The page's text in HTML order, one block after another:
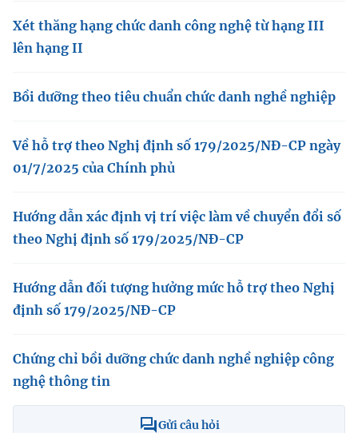
Xét thăng hạng chức danh công nghệ từ hạng III
lên hạng II
Bồi dưỡng theo tiêu chuẩn chức danh nghề nghiệp
Về hỗ trợ theo Nghị định số 179/2025/NĐ-CP ngày
01/7/2025 của Chính phủ
Hướng dẫn xác định vị trí việc làm về chuyển đổi số
theo Nghị định số 179/2025/NĐ-CP
Hướng dẫn đối tượng hưởng mức hỗ trợ theo Nghị
định số 179/2025/NĐ-CP
Chứng chỉ bồi dưỡng chức danh nghề nghiệp công
nghệ thông tin
Gửi câu hỏi